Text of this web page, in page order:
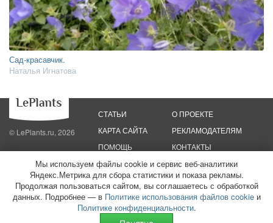
Сад-красавчик.
Наталья Игнатова
© LePlants.ru, 2026
СТАТЬИ
КАРТА САЙТА
ПОМОЩЬ
О ПРОЕКТЕ
РЕКЛАМОДАТЕЛЯМ
КОНТАКТЫ
Политика конфиденциальности
Политика использования файлов cookie
Пользовательское соглашение
Редакционные стандарты
ООО «Трафик»
ИНН 7813175200 ОГРН 1027806866724
Монетизация
Мы используем файлы cookie и сервис веб-аналитики
Яндекс.Метрика для сбора статистики и показа рекламы.
Продолжая пользоваться сайтом, вы соглашаетесь с обработкой
данных. Подробнее — в Политике использования файлов cookieи
Политике конфиденциальности.